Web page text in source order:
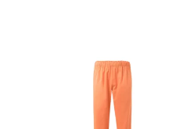
variantes.
Las